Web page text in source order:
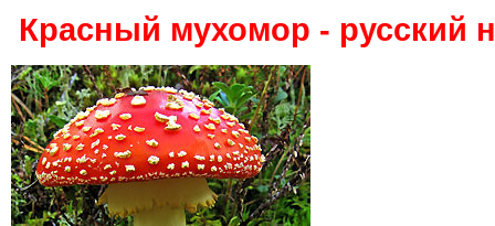
Красный мухомор - русский